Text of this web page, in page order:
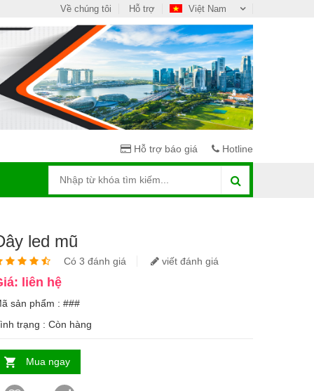
Việt Nam
Về chúng tôi Hỗ trợ
Hỗ trợ báo giá Hotline
led mũ
Có 3 đánh giá viết đánh giá
liên hệ
sản phẩm : ###
trạng : Còn hàng
Mua ngay